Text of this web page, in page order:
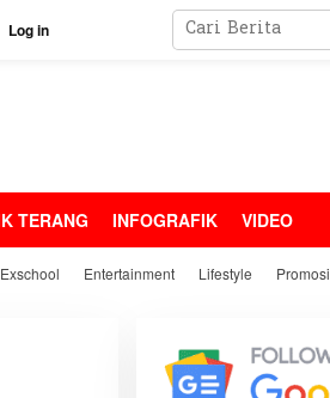
Log in
TERANG INFOGRAFIK VIDEO
Exschool Entertainment Lifestyle Promosi